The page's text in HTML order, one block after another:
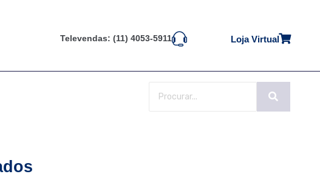
Televendas: (11) 4053-5911 Loja Virtual